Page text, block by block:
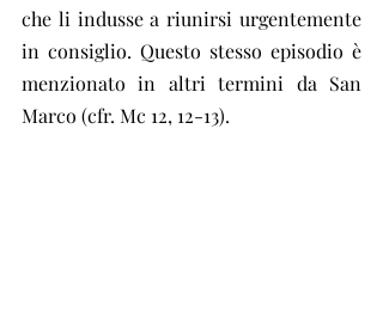
che li indusse a riunirsi urgentemente
in consiglio. Questo stesso episodio è
menzionato in altri termini da San
Marco (cfr. Mc 12, 12-13).